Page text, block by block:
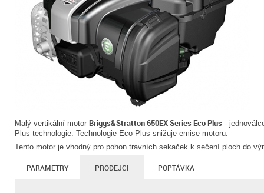
Malý vertikální motor Briggs&Stratton 650EX Series Eco Plus -
Plus technologie. Technologie Eco Plus snižuje emise motoru.
Tento motor je vhodný pro pohon travních sekaček k sečení ploch do
PARAMETRY PRODEJCI POPTÁVKA